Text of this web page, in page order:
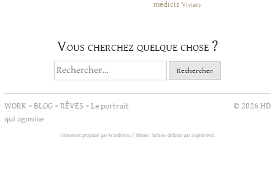
medicis Viviers
Vous cherchez quelque chose ?
Rechercher :
WORK>BLOG>RÊVES >Le portrait
qui agonise
© 2026 HD
Fièrement propulsé par WordPress. Thème : helene-delprat par SophieWeb.